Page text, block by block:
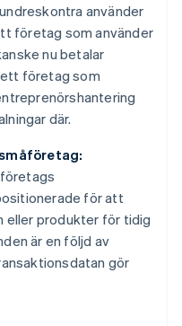
använder
företag som använder
nu betalar
företag som
där.
för att
eller produkter för tidig
är en följd av
gör